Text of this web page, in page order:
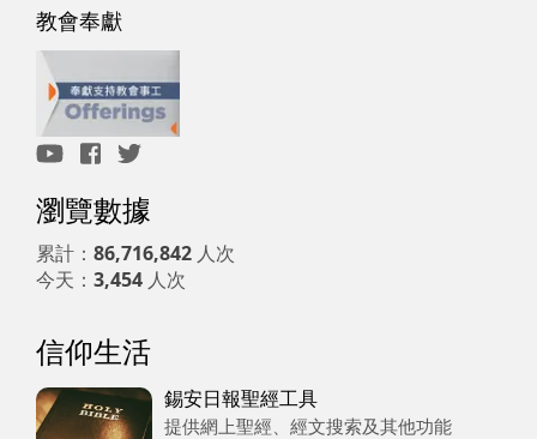
教會奉獻
瀏覽數據
累計： 86,716,842 人次
今天： 3,454 人次
信仰生活
錫安日報聖經工具
提供網上聖經、經文搜索及其他功能